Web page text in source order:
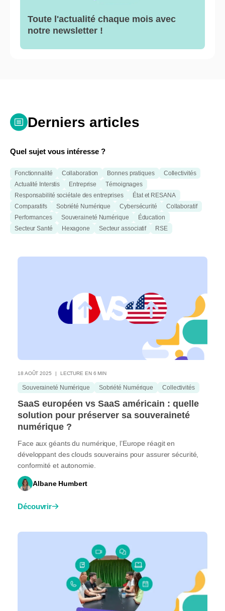
Toute l'actualité chaque mois avec
notre newsletter !
Derniers articles
Quel sujet vous intéresse ?
Fonctionnalité Collaboration Bonnes pratiques
Collectivités
Actualité Interstis
Entreprise
Témoignages
Responsabilité sociétale des entreprises
État et RESANA
Comparatifs
Sobriété Numérique Cybersécurité
Collaboratif
Performances
Souveraineté Numérique
Éducation
Secteur Santé
Hexagone Secteur associatif RSE
18 AOÛT 2025 LECTURE EN 6 MIN
Souveraineté Numérique Sobriété Numérique Collectivités
SaaS européen vs SaaS américain : quelle
solution pour préserver sa souveraineté
numérique ?
Face aux géants du numérique, l’Europe réagit en
développant des clouds souverains pour assurer sécurité,
conformité et autonomie.
Albane Humbert
Découvrir